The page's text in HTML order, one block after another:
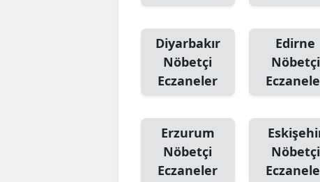
Diyarbakır
Nöbetçi
Eczaneler
Edirne
Nöbetçi
Erzurum
Nöbetçi
Eczaneler
Nöbetçi